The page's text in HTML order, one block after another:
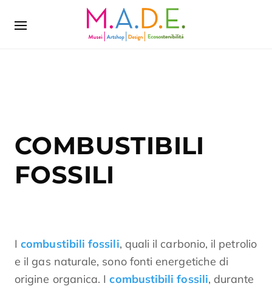
COMBUSTIBILI
FOSSILI
Icombustibili fossili, quali il carbonio, il petrolio
e il gas naturale, sono fonti energetiche di
origine organica. Icombustibili fossili, durante